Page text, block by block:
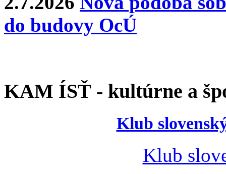
do budovy OcÚ
KAM ÍSŤ - kultúrne a
Klub
Klub